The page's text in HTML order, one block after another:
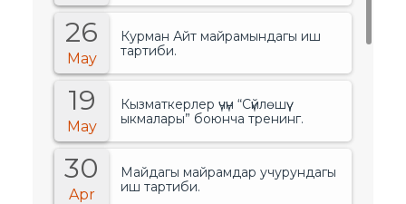
26
May
Курман Айт майрамындагы иш
тартиби.
19
May
Кызматкерлер үчүн “Сүйлөшүү
ыкмалары” боюнча тренинг.
30
Apr
Майдагы майрамдар учурундагы
иш тартиби.